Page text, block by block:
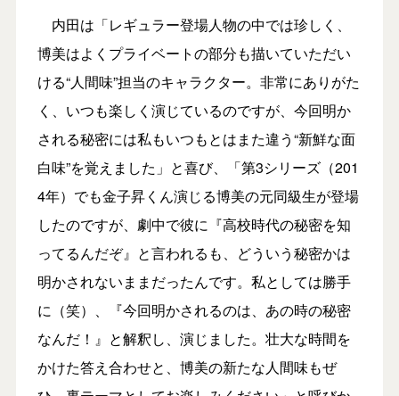
内田は「レギュラー登場人物の中では珍しく、
博美はよくプライベートの部分も描いていただい
ける“人間味”担当のキャラクター。非常にありがた
く、いつも楽しく演じているのですが、今回明か
される秘密には私もいつもとはまた違う“新鮮な面
白味”を覚えました」と喜び、「第3シリーズ（201
4年）でも金子昇くん演じる博美の元同級生が登場
したのですが、劇中で彼に『高校時代の秘密を知
ってるんだぞ』と言われるも、どういう秘密かは
明かされないままだったんです。私としては勝手
に（笑）、『今回明かされるのは、あの時の秘密
なんだ！』と解釈し、演じました。壮大な時間を
かけた答え合わせと、博美の新たな人間味もぜ